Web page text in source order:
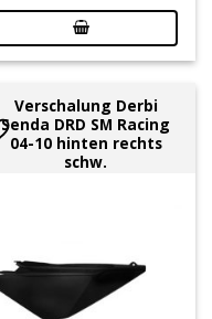
Verschalung Derbi
Senda DRD SM Racing
04-10 hinten rechts
schw.